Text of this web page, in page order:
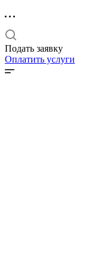
Подать заявку
Оплатить услуги